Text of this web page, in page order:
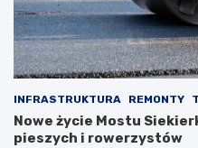
INFRASTRUKTURA REMONTY
Nowe życie Mostu
pieszych i rowerzystów